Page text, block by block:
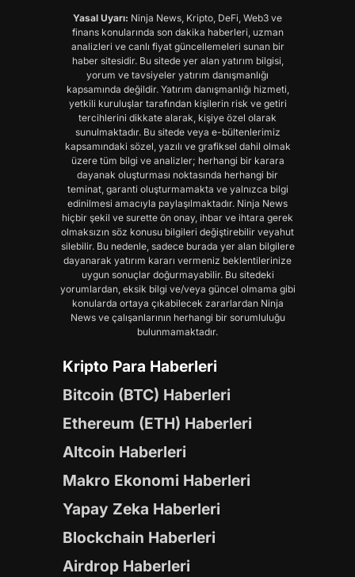
Yasal Uyarı: Ninja News, Kripto, DeFi, Web3 ve
finans konularında son dakika haberleri, uzman
analizleri ve canlı fiyat güncellemeleri sunan bir
haber sitesidir. Bu sitede yer alan yatırım bilgisi,
yorum ve tavsiyeler yatırım danışmanlığı
kapsamında değildir. Yatırım danışmanlığı hizmeti,
yetkili kuruluşlar tarafından kişilerin risk ve getiri
tercihlerini dikkate alarak, kişiye özel olarak
sunulmaktadır. Bu sitede veya e-bültenlerimiz
kapsamındaki sözel, yazılı ve grafiksel dahil olmak
üzere tüm bilgi ve analizler; herhangi bir karara
dayanak oluşturması noktasında herhangi bir
teminat, garanti oluşturmamakta ve yalnızca bilgi
edinilmesi amacıyla paylaşılmaktadır. Ninja News
hiçbir şekil ve surette ön onay, ihbar ve ihtara gerek
olmaksızın söz konusu bilgileri değiştirebilir veyahut
silebilir. Bu nedenle, sadece burada yer alan bilgilere
dayanarak yatırım kararı vermeniz beklentilerinize
uygun sonuçlar doğurmayabilir. Bu sitedeki
yorumlardan, eksik bilgi ve/veya güncel olmama gibi
konularda ortaya çıkabilecek zararlardan Ninja
News ve çalışanlarının herhangi bir sorumluluğu
bulunmamaktadır.
Kripto Para Haberleri
Bitcoin (BTC) Haberleri
Ethereum (ETH) Haberleri
Altcoin Haberleri
Makro Ekonomi Haberleri
Yapay Zeka Haberleri
Blockchain Haberleri
Airdrop Haberleri